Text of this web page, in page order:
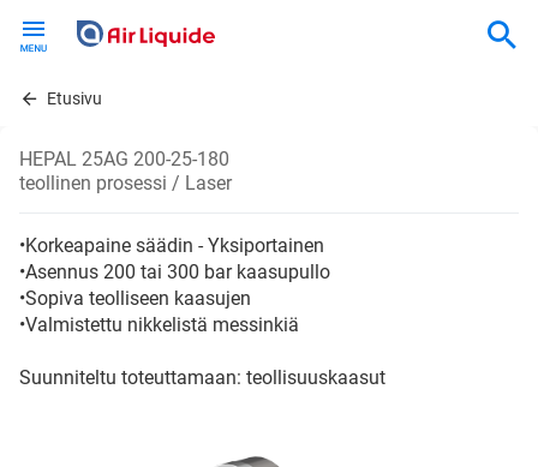
contentEtusivu
HEPAL 25AG 200-25-180
teollinen prosessi / Laser
•Korkeapaine säädin - Yksiportainen
•Asennus 200 tai 300 bar kaasupullo
•Sopiva teolliseen kaasujen
•Valmistettu nikkelistä messinkiä
Suunniteltu toteuttamaan: teollisuuskaasut